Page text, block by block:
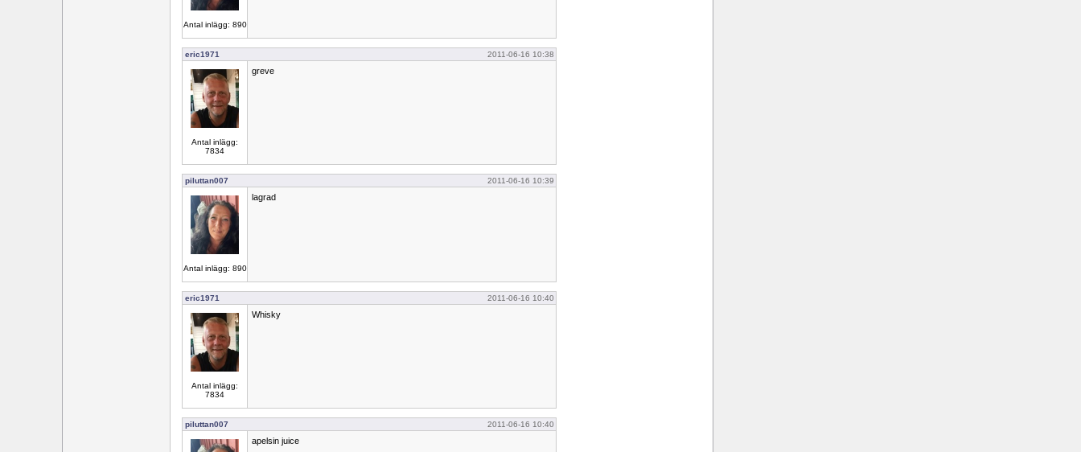
Antal inlägg: 890
eric1971 2011-06-16 10:38
Antal inlägg:
7834
greve
piluttan007 2011-06-16 10:39
Antal inlägg: 890
lagrad
eric1971 2011-06-16 10:40
Antal inlägg:
7834
Whisky
piluttan007 2011-06-16 10:40
apelsin juice